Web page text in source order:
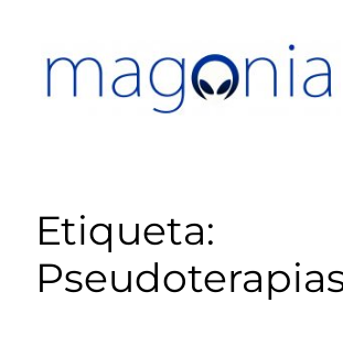
contenido
Etiqueta: